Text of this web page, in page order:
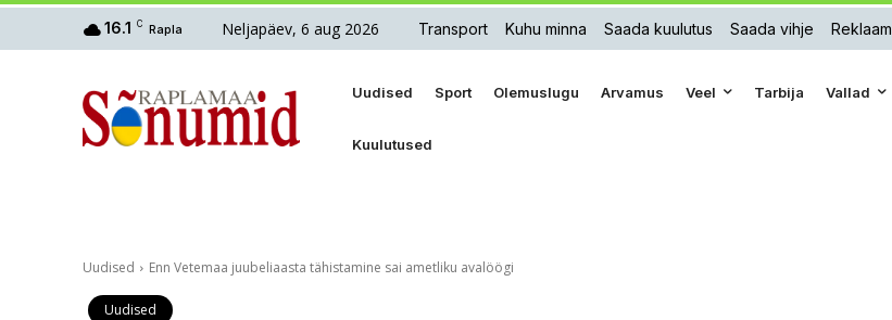
16.1 C Rapla Neljapäev, 6 aug 2026 Transport Kuhu minna Saada kuulutus Saada vihje Reklaam
Uudised Sport Olemuslugu Arvamus Veel Tarbija Vallad
Kuulutused
Uudised Enn Vetemaa juubeliaasta tähistamine sai ametliku avalöögi
Uudised